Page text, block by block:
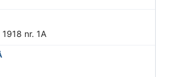
nr. 1A